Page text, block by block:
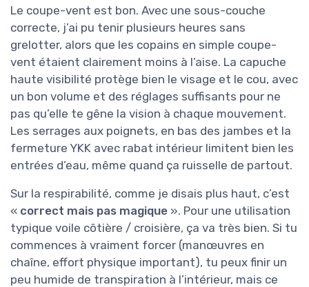
Le coupe-vent est bon. Avec une sous-couche
correcte, j’ai pu tenir plusieurs heures sans
grelotter, alors que les copains en simple coupe-
vent étaient clairement moins à l’aise. La capuche
haute visibilité protège bien le visage et le cou, avec
un bon volume et des réglages suffisants pour ne
pas qu’elle te gêne la vision à chaque mouvement.
Les serrages aux poignets, en bas des jambes et la
fermeture YKK avec rabat intérieur limitent bien les
entrées d’eau, même quand ça ruisselle de partout.
Sur la respirabilité, comme je disais plus haut, c’est
« correct mais pas magique ». Pour une utilisation
typique voile côtière / croisière, ça va très bien. Si tu
commences à vraiment forcer (manœuvres en
chaîne, effort physique important), tu peux finir un
peu humide de transpiration à l’intérieur, mais ce